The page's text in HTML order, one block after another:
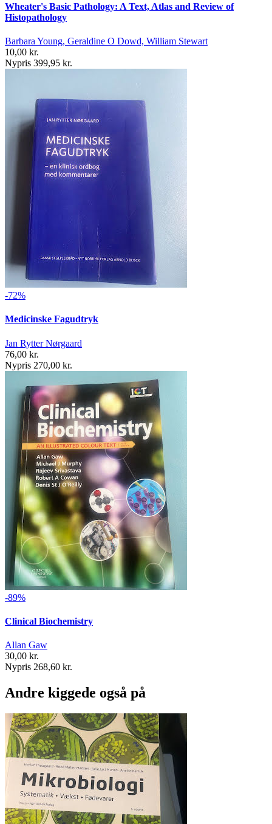
Wheater's Basic Pathology: A Text, Atlas and Review of
Histopathology
Barbara Young, Geraldine O Dowd, William Stewart
10,00 kr.
Nypris 399,95 kr.
-72%
Medicinske Fagudtryk
Jan Rytter Nørgaard
76,00 kr.
Nypris 270,00 kr.
-89%
Clinical Biochemistry
Allan Gaw
30,00 kr.
Nypris 268,60 kr.
Andre kiggede også på